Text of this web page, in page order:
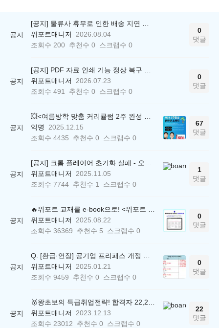
공지
[공지] 물류사 휴무로 인한 배송 지연 안내
위포트매니저
2026.08.04
조회수 200 추천수 0 스크랩수 0
0
댓글
공지
[공지] PDF 자료 인쇄 기능 정상 복구 안내
위포트매니저
2026.07.23
조회수 491 추천수 0 스크랩수 0
0
댓글
공지
💥<여름방학 맞춤 커리큘럼 2주 완성 무료 스터디> 모집 시작!
익명
2025.12.15
조회수 4435 추천수 0 스크랩수 0
67
댓글
공지
[공지] 크롬 플레이어 초기화 실패 - 오류 조치 방법 안내 (Chrome 142 버전, Edge)
위포트매니저
2025.11.05
조회수 7744 추천수 1 스크랩수 0
1
댓글
공지
🔥위포트 교재를 e-book으로! <위포트 스마트학습실>
위포트매니저
2025.08.22
조회수 36369 추천수 5 스크랩수 0
0
댓글
공지
Q. [환급·연장] 공기업 프리패스 개정 안내 (25.01.21 18:00~)
위포트매니저
2025.01.21
조회수 9459 추천수 0 스크랩수 0
0
댓글
공지
🥇왕초보의 특급취업전략! 합격자 22,244명 배출한 전문가와 함께 직무탐색부터 면접까지 완벽대비
위포트매니저
2023.12.13
조회수 23012 추천수 0 스크랩수 0
22
댓글